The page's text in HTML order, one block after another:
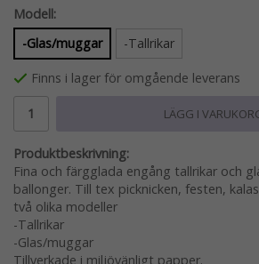
Modell:
-Glas/muggar
-Tallrikar
Finns i lager för omgående leverans
LÄGG I
Produktbeskrivning:
Fina och färgglada engång tallrikar och
ballonger. Till tex picknicken, festen,
två olika modeller
-Tallrikar
-Glas/muggar
Tillverkade i miljövänligt papper.